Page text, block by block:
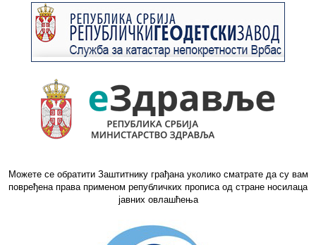
Можете се обратити Заштитнику грађана уколико сматрате да су вам
повређена права применом републичких прописа од стране носилаца
јавних овлашћења